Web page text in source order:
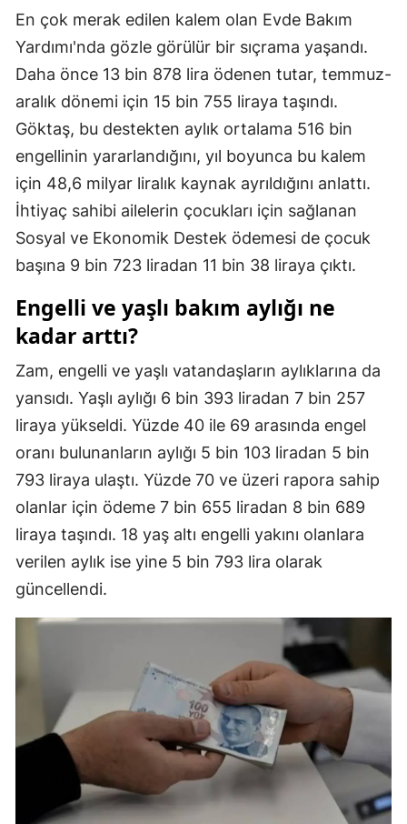
Kastamonu
Kayseri
Kırşehir
Kocaeli
Kütahya
Malatya
Kahramanmaraş
Muğla
Muş
Nevşehir
Niğde
Sakarya
Samsun
Siirt
Sinop
En çok merak edilen kalem olan Evde Bakım
Yardımı'nda gözle görülür bir sıçrama yaşandı.
Daha önce 13 bin 878 lira ödenen tutar, temmuz-
aralık dönemi için 15 bin 755 liraya taşındı.
Göktaş, bu destekten aylık ortalama 516 bin
engellinin yararlandığını, yıl boyunca bu kalem
için 48,6 milyar liralık kaynak ayrıldığını anlattı.
İhtiyaç sahibi ailelerin çocukları için sağlanan
Sosyal ve Ekonomik Destek ödemesi de çocuk
başına 9 bin 723 liradan 11 bin 38 liraya çıktı.
Engelli ve yaşlı bakım aylığı ne
kadar arttı?
Zam, engelli ve yaşlı vatandaşların aylıklarına da
yansıdı. Yaşlı aylığı 6 bin 393 liradan 7 bin 257
liraya yükseldi. Yüzde 40 ile 69 arasında engel
oranı bulunanların aylığı 5 bin 103 liradan 5 bin
793 liraya ulaştı. Yüzde 70 ve üzeri rapora sahip
olanlar için ödeme 7 bin 655 liradan 8 bin 689
liraya taşındı. 18 yaş altı engelli yakını olanlara
verilen aylık ise yine 5 bin 793 lira olarak
güncellendi.